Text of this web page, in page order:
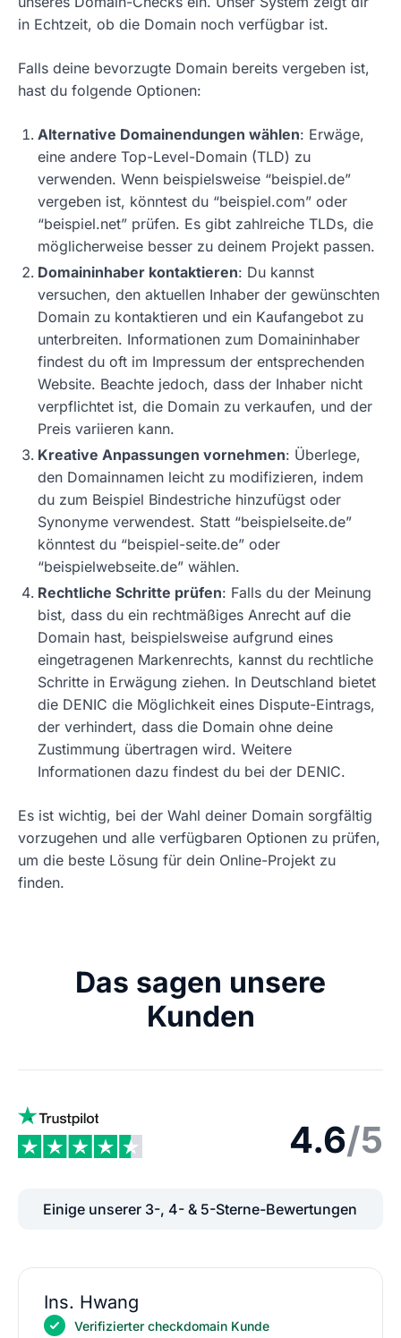
in Echtzeit, ob die Domain noch verfügbar ist.
Falls deine bevorzugte Domain bereits vergeben ist,
hast du folgende Optionen:
Alternative Domainendungen wählen: Erwäge,
eine andere Top-Level-Domain (TLD) zu
verwenden. Wenn beispielsweise “beispiel.de”
vergeben ist, könntest du “beispiel.com” oder
“beispiel.net” prüfen. Es gibt zahlreiche TLDs, die
möglicherweise besser zu deinem Projekt passen.
Domaininhaber kontaktieren: Du kannst
versuchen, den aktuellen Inhaber der gewünschten
Domain zu kontaktieren und ein Kaufangebot zu
unterbreiten. Informationen zum Domaininhaber
findest du oft im Impressum der entsprechenden
Website. Beachte jedoch, dass der Inhaber nicht
verpflichtet ist, die Domain zu verkaufen, und der
Preis variieren kann.
Kreative Anpassungen vornehmen: Überlege,
den Domainnamen leicht zu modifizieren, indem
du zum Beispiel Bindestriche hinzufügst oder
Synonyme verwendest. Statt “beispielseite.de”
könntest du “beispiel-seite.de” oder
“beispielwebseite.de” wählen.
Rechtliche Schritte prüfen: Falls du der Meinung
bist, dass du ein rechtmäßiges Anrecht auf die
Domain hast, beispielsweise aufgrund eines
eingetragenen Markenrechts, kannst du rechtliche
Schritte in Erwägung ziehen. In Deutschland bietet
die DENIC die Möglichkeit eines Dispute-Eintrags,
der verhindert, dass die Domain ohne deine
Zustimmung übertragen wird. Weitere
Informationen dazu findest du bei der DENIC.
Es ist wichtig, bei der Wahl deiner Domain sorgfältig
vorzugehen und alle verfügbaren Optionen zu prüfen,
um die beste Lösung für dein Online-Projekt zu
finden.
Das sagen unsere
Kunden
4.6/5
Einige unserer 3-, 4- & 5-Sterne-Bewertungen
Ins. Hwang
Verifizierter checkdomain Kunde